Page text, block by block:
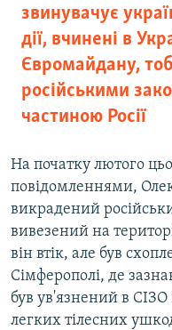
звинувачує
дії, вчинені в
Євромайдану,
російськими
частиною Росії
На початку лютого
повідомленнями,
викрадений
вивезений на
він втік, але був
Сімферополі, де
був ув'язнений в
легких тілесних